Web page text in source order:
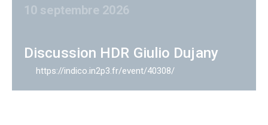
10 septembre 2026
Discussion HDR Giulio Dujany
https://indico.in2p3.fr/event/40308/